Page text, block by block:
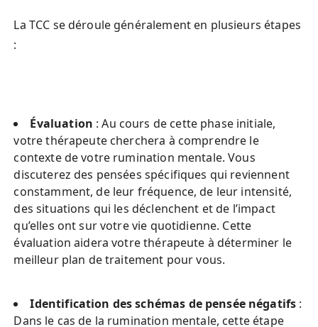
La TCC se déroule généralement en plusieurs étapes
:
Évaluation : Au cours de cette phase initiale,
votre thérapeute cherchera à comprendre le
contexte de votre rumination mentale. Vous
discuterez des pensées spécifiques qui reviennent
constamment, de leur fréquence, de leur intensité,
des situations qui les déclenchent et de l’impact
qu’elles ont sur votre vie quotidienne. Cette
évaluation aidera votre thérapeute à déterminer le
meilleur plan de traitement pour vous.
Identification des schémas de pensée négatifs :
Dans le cas de la rumination mentale, cette étape